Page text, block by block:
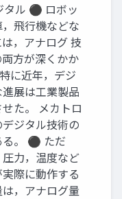
タル ⚫ ロボッ
飛行機などな
，アナログ 技
方が深くかか
に近年，デジ
展は工業製品
た。 メカトロ
ジタル技術の
。 ⚫ ただ
力，温度など
際に動作する
，アナログ量